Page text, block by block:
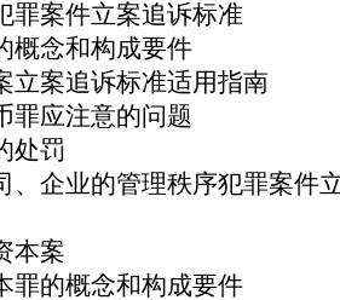
罪案件立案追诉标准
概念和构成要件
立案追诉标准适用指南
罪应注意的问题
处罚
、企业的管理秩序犯罪案件
本案
罪的概念和构成要件